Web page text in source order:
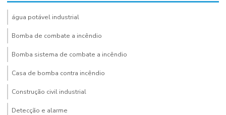
água potável industrial
Bomba de combate a incêndio
Bomba sistema de combate a incêndio
Casa de bomba contra incêndio
Construção civil industrial
Detecção e alarme